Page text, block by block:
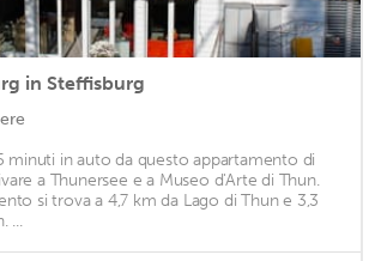
in Steffisburg
minuti in auto da questo appartamento di
a Thunersee e a Museo d'Arte di Thun.
si trova a 4,7 km da Lago di Thun e 3,3
...